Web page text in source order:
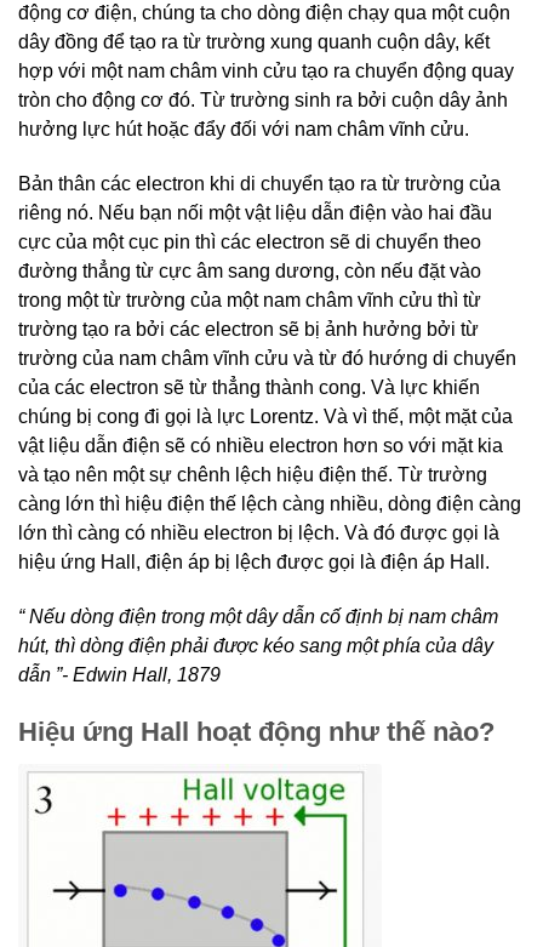
động cơ điện, chúng ta cho dòng điện chạy qua một cuộn
dây đồng để tạo ra từ trường xung quanh cuộn dây, kết
hợp với một nam châm vinh cửu tạo ra chuyển động quay
tròn cho động cơ đó. Từ trường sinh ra bởi cuộn dây ảnh
hưởng lực hút hoặc đẩy đối với nam châm vĩnh cửu.
Bản thân các electron khi di chuyển tạo ra từ trường của
riêng nó. Nếu bạn nối một vật liệu dẫn điện vào hai đầu
cực của một cục pin thì các electron sẽ di chuyển theo
đường thẳng từ cực âm sang dương, còn nếu đặt vào
trong một từ trường của một nam châm vĩnh cửu thì từ
trường tạo ra bởi các electron sẽ bị ảnh hưởng bởi từ
trường của nam châm vĩnh cửu và từ đó hướng di chuyển
của các electron sẽ từ thẳng thành cong. Và lực khiến
chúng bị cong đi gọi là lực Lorentz. Và vì thế, một mặt của
vật liệu dẫn điện sẽ có nhiều electron hơn so với mặt kia
và tạo nên một sự chênh lệch hiệu điện thế. Từ trường
càng lớn thì hiệu điện thế lệch càng nhiều, dòng điện càng
lớn thì càng có nhiều electron bị lệch. Và đó được gọi là
hiệu ứng Hall, điện áp bị lệch được gọi là điện áp Hall.
“ Nếu dòng điện trong một dây dẫn cố định bị nam châm
hút, thì dòng điện phải được kéo sang một phía của dây
dẫn ”- Edwin Hall, 1879
Hiệu ứng Hall hoạt động như thế nào?